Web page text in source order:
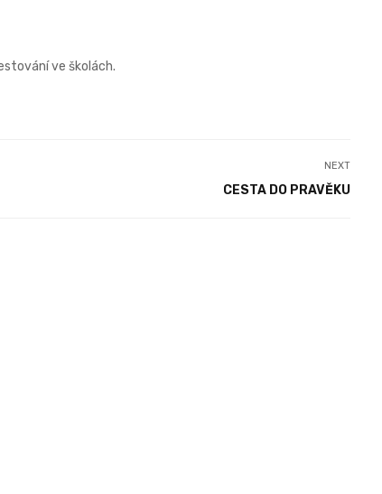
ve školách.
NEXT
CESTA DO PRAVĚKU